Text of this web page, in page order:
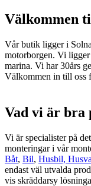
Välkommen
Vår butik ligger i
motorborgen. Vi ligger
marina. Vi har 30års
Välkommen in till oss
Vad vi är bra
Vi är specialister på
monteringar i vår
Båt, Bil, Husbil,
endast väl utvalda
vis skräddarsy